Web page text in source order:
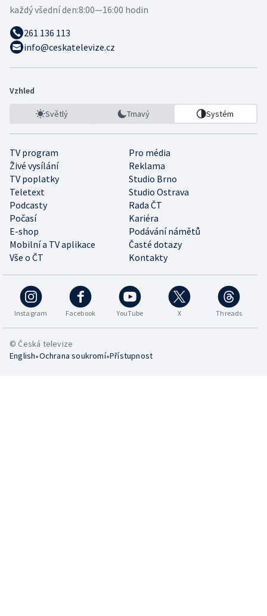
každý všední den:8:00—16:00 hodin
261 136 113
info@ceskatelevize.cz
Vzhled
Světlý Tmavý Systém
TV program
Pro média
Živé vysílání
Reklama
TV poplatky
Studio Brno
Teletext
Studio Ostrava
Podcasty
Rada ČT
Počasí
Kariéra
E-shop
Podávání námětů
Mobilní a TV aplikace
Časté dotazy
Vše o ČT
Kontakty
Instagram Facebook YouTube X Threads
© Česká televize
English•Ochrana soukromí•Přístupnost